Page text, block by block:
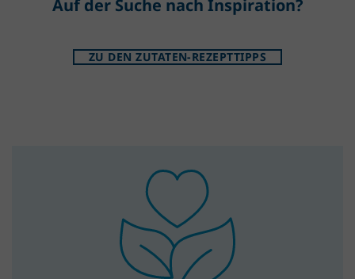
Auf der Suche nach Inspiration?
ZU DEN ZUTATEN-REZEPTTIPPS